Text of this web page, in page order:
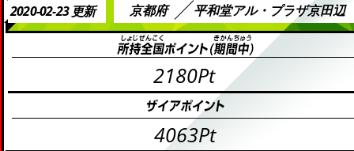
2020-02-23 更新 京都府 平和堂アル・プラザ京田辺
2180Pt
4063Pt